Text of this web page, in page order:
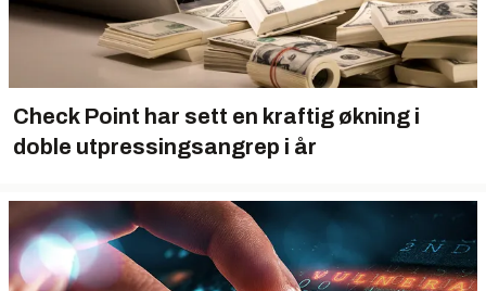
Check Point har sett en kraftig økning i
doble utpressingsangrep i år